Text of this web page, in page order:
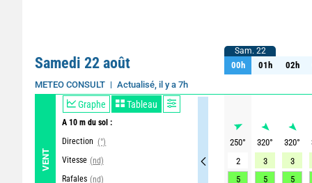
Samedi 22 août
METEO CONSULT Actualisé, il y a 7h
VENT
Graphe Tableau
A 10 m du sol :
Direction (°)
Vitesse (nd)
Rafales (nd)
Sam. 22
00h 01h 02h
Sam. 22
00h 01h 02h
250° 320° 320°
2
3 3
5
5 5